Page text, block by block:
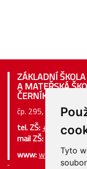
Tyto
ZÁKLADNÍ ŠKOLA
A MATEŘSKÁ
ČERNÍKOVICE
čp. 295, 517 04
tel. ZŠ: +420 494
mail ZŠ:
www:www.zsms-